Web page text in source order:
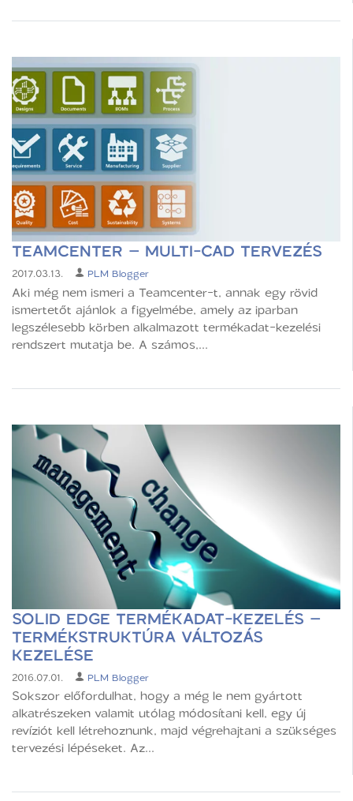
TEAMCENTER – MULTI-CAD TERVEZÉS
2017.03.13. PLM Blogger
Aki még nem ismeri a Teamcenter-t, annak egy rövid
ismertetőt ajánlok a figyelmébe, amely az iparban
legszélesebb körben alkalmazott termékadat-kezelési
rendszert mutatja be. A számos,...
SOLID EDGE TERMÉKADAT-KEZELÉS –
TERMÉKSTRUKTÚRA VÁLTOZÁS
KEZELÉSE
2016.07.01. PLM Blogger
Sokszor előfordulhat, hogy a még le nem gyártott
alkatrészeken valamit utólag módosítani kell, egy új
revíziót kell létrehoznunk, majd végrehajtani a szükséges
tervezési lépéseket. Az...